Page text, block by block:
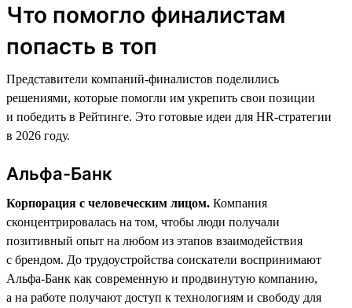
Что помогло финалистам
попасть в топ
Представители компаний-финалистов поделились
решениями, которые помогли им укрепить свои позиции
и победить в Рейтинге. Это готовые идеи для HR-стратегии
в 2026 году.
Альфа-Банк
Корпорация с человеческим лицом. Компания
сконцентрировалась на том, чтобы люди получали
позитивный опыт на любом из этапов взаимодействия
с брендом. До трудоустройства соискатели воспринимают
Альфа-Банк как современную и продвинутую компанию,
а на работе получают доступ к технологиям и свободу для